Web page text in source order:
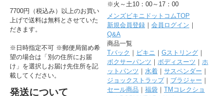
7700円（税込み）以上のお買い
上げで送料は無料とさせていた
だきます。
※日時指定不可 ※郵便局留め希
望の場合は「別の住所にお届
け」を選択しお届け先住所を記
載してください。
発送について
※火～土10：00～17：00
メンズビキニドットコムTOP
新規会員登録｜ 会員ログイン ｜
Q&A
商品一覧
Tバック ｜ ビキニ ｜ Gストリング｜
ボクサーパンツ ｜ ボディスーツ ｜ ホ
ットパンツ ｜ 水着｜ サスペンダー ｜
ジョックストラップ｜ ブラジャー ｜
セール商品 ｜ 福袋｜ TMコレクショ